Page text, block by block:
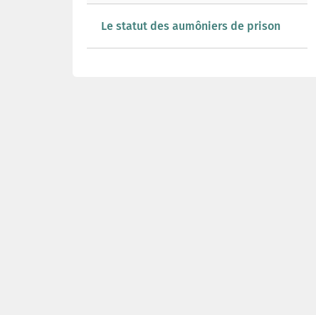
Le statut des aumôniers de prison